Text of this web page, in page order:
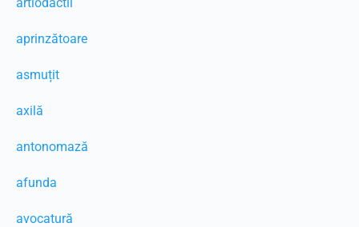
aprinzătoare
asmuțit
axilă
antonomază
afunda
avocatură